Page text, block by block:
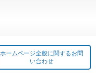
ホームページ全般に関するお問
い合わせ